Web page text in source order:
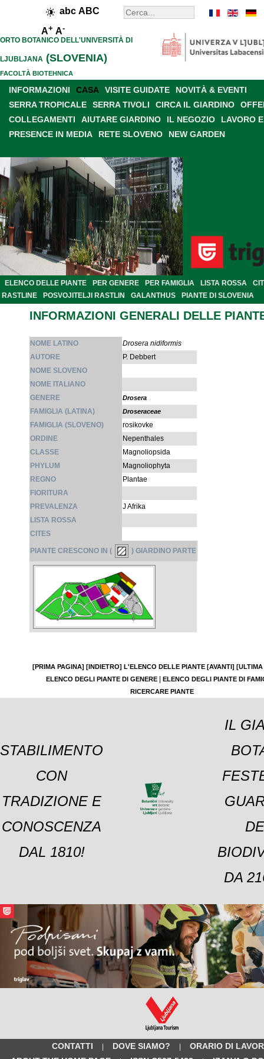
abc ABC
A+ A-
ORTO BOTANICO DELL'UNIVERSITÀ DI
LJUBLJANA (SLOVENIA)
FACOLTÀ BIOTEHNICA
INFORMAZIONI CASA VISITE GUIDATE
NOVITÀ & EVENTI
SERRA TROPICALE
SERRA TIVOLI CIRCA IL GIARDINO
COLLEGAMENTI
AIUTARE GIARDINO IL NEGOZIO
LAVORO
PRESENCE IN MEDIA
RETE SLOVENO NEW GARDEN
ELENCO DELLE PIANTE PER GENERE PER FAMIGLIA LISTA ROSSA
RASTLINE
POSVOJITELJI RASTLIN GALANTHUS PIANTE DI SLOVENIA
INFORMAZIONI GENERALI DELLE
NOME LATINO
Drosera nidiformis
AUTORE
P. Debbert
NOME SLOVENO
NOME ITALIANO
GENERE
Drosera
FAMIGLIA (LATINA) Droseraceae
FAMIGLIA (SLOVENO)
rosikovke
ORDINE
Nepenthales
CLASSE
Magnoliopsida
PHYLUM
Magnoliophyta
REGNO
Plantae
FIORITURA
PREVALENZA
J Afrika
LISTA ROSSA
CITES
PIANTE CRESCONO IN ( ) GIARDINO PARTE
[PRIMA PAGINA] [INDIETRO] L'ELENCO DELLE PIANTE [AVANTI]
ELENCO DEGLI PIANTE DI GENERE
ELENCO DEGLI PIANTE DI
RICERCARE PIANTE
STABILIMENTO
CON
TRADIZIONE E
CONOSCENZA
DAL 1810!
IL
DA
CONTATTI | DOVE SIAMO? |
ORARIO DI